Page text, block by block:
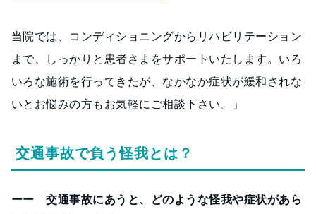
当院では、コンディショニングからリハビリテーション
まで、しっかりと患者さまをサポートいたします。いろ
いろな施術を行ってきたが、なかなか症状が緩和されな
いとお悩みの方もお気軽にご相談下さい。」
交通事故で負う怪我とは？
ーー 交通事故にあうと、どのような怪我や症状があら